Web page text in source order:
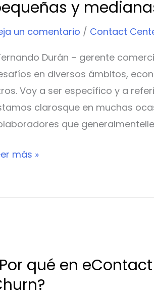
y
un comentario / Contact
Durán – gerente
en diversos ámbitos,
Voy a ser específico y a
clarosque en muchas
que
más »
qué en